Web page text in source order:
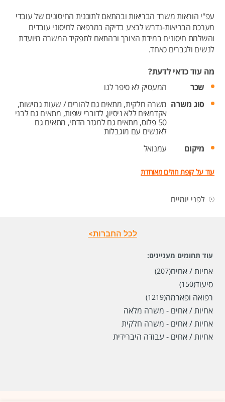
עפ"י הוראות משרד הבריאות ובהתאם לתוכנית החיסונים של עובדי
מערכת הבריאות-נדרש לבצע בדיקה במרפאה לחיסוני עובדים
והשלמת חיסונים במידת הצורך ובהתאם לתפקיד המשרה מיועדת
לנשים ולגברים כאחד.
מה עוד כדאי לדעת?
שכר
המעסיק לא סיפר לנו
סוג משרה משרה חלקית, מתאים גם להורים / שעות גמישות,
אקדמאים ללא ניסיון, לדוברי שפות, מתאים גם לבני
50 פלוס,
מתאים גם למגזר הדתי, מתאים גם
לאנשים עם מוגבלות
מיקום
עמנואל
עוד על קופת חולים מאוחדת
לפני יומיים
לכל החברות>
עוד תחומים מעניינים:
אחיות / אחים(207)
סיעוד(150)
רפואה ופארמה(1219)
אחיות / אחים - משרה מלאה
אחיות / אחים - משרה חלקית
אחיות / אחים - עבודה היברידית